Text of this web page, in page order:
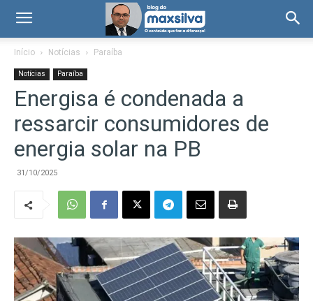
Início Notícias Paraíba
Notícias Paraíba
Energisa é condenada a
ressarcir consumidores de
energia solar na PB
31/10/2025